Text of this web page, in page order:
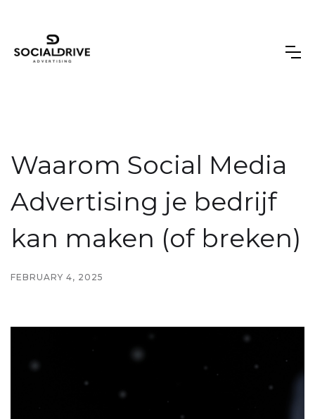
Waarom Social Media
Advertising je bedrijf
kan maken (of breken)
FEBRUARY 4, 2025